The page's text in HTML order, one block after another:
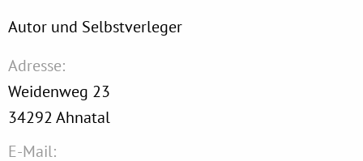
Autor und Selbstverleger
Adresse:
Weidenweg 23
34292Ahnatal
E-Mail: